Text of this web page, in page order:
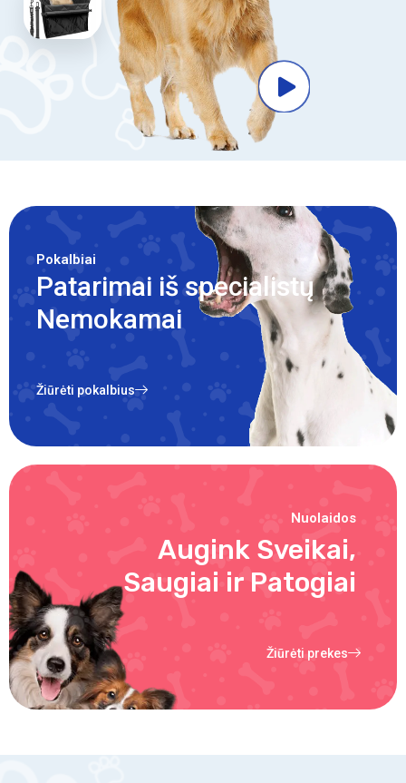
Pokalbiai
Patarimai iš specialistų
Nemokamai
Žiūrėti pokalbius
Nuolaidos
Augink Sveikai,
Saugiai ir Patogiai
Žiūrėti prekes